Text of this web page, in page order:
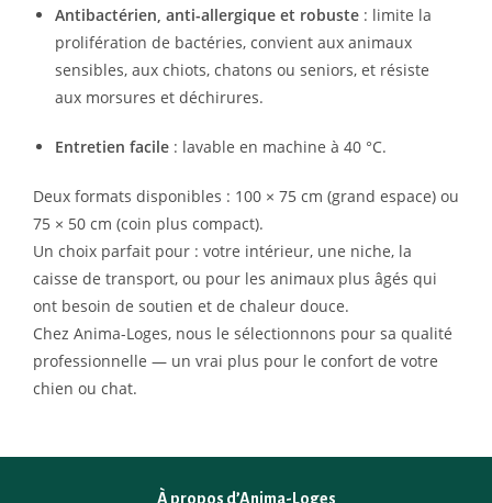
Antibactérien, anti-allergique et robuste : limite la
prolifération de bactéries, convient aux animaux
sensibles, aux chiots, chatons ou seniors, et résiste
aux morsures et déchirures.
Entretien facile : lavable en machine à 40 °C.
Deux formats disponibles : 100 × 75 cm (grand espace) ou
75 × 50 cm (coin plus compact).
Un choix parfait pour : votre intérieur, une niche, la
caisse de transport, ou pour les animaux plus âgés qui
ont besoin de soutien et de chaleur douce.
Chez Anima-Loges, nous le sélectionnons pour sa qualité
professionnelle — un vrai plus pour le confort de votre
chien ou chat.
À propos d’Anima-Loges